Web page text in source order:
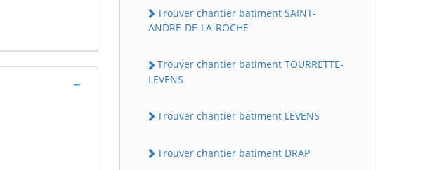
Trouver chantier batiment SAINT-
ANDRE-DE-LA-ROCHE
Trouver chantier batiment TOURRETTE-
LEVENS
Trouver chantier batiment LEVENS
Trouver chantier batiment DRAP